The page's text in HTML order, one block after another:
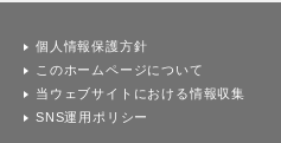
個人情報保護方針
このホームページについて
当ウェブサイトにおける情報収集
SNS運用ポリシー